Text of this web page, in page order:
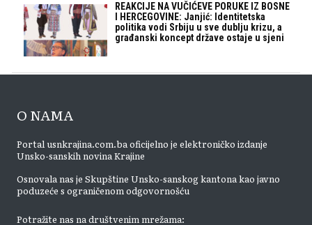
REAKCIJE NA VUČIĆEVE PORUKE IZ BOSNE
I HERCEGOVINE: Janjić: Identitetska
politika vodi Srbiju u sve dublju krizu, a
građanski koncept države ostaje u sjeni
O NAMA
Portal usnkrajina.com.ba oficijelno je elektroničko izdanje
Unsko-sanskih novina Krajine
Osnovala nas je Skupštine Unsko-sanskog kantona kao javno
poduzeće s ograničenom odgovornošću
Potražite nas na društvenim mrežama: